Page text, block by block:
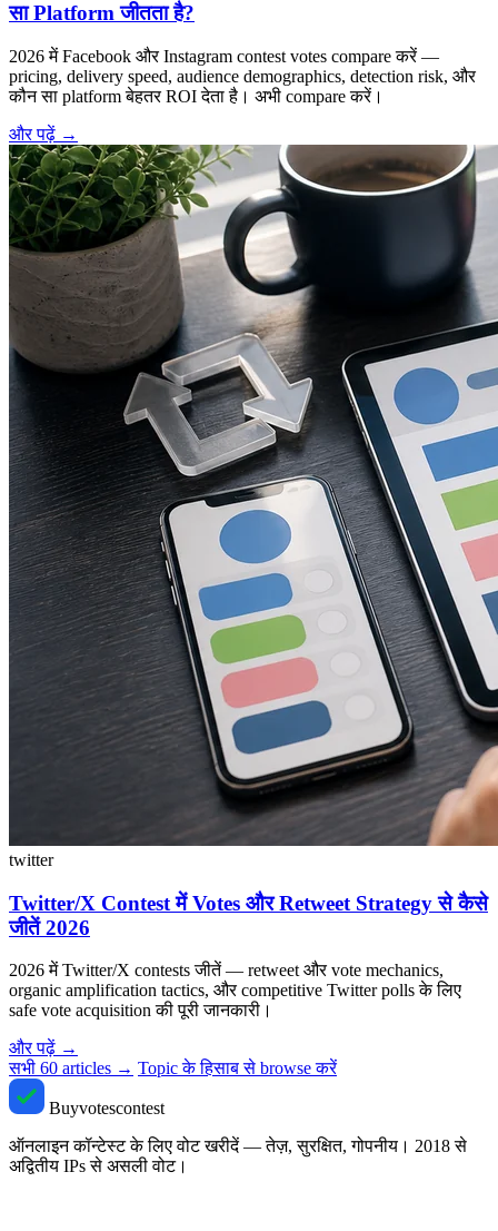
सा Platform जीतता है?
2026 में Facebook और Instagram contest votes compare करें —
pricing, delivery speed, audience demographics, detection risk, और
कौन सा platform बेहतर ROI देता है। अभी compare करें।
और पढ़ें →
twitter
Twitter/X Contest में Votes और Retweet Strategy से कैसे
जीतें 2026
2026 में Twitter/X contests जीतें — retweet और vote mechanics,
organic amplification tactics, और competitive Twitter polls के लिए
safe vote acquisition की पूरी जानकारी।
और पढ़ें →
सभी 60 articles → Topic के हिसाब से browse करें
Buyvotescontest
ऑनलाइन कॉन्टेस्ट के लिए वोट खरीदें — तेज़, सुरक्षित, गोपनीय। 2018 से
अद्वितीय IPs से असली वोट।